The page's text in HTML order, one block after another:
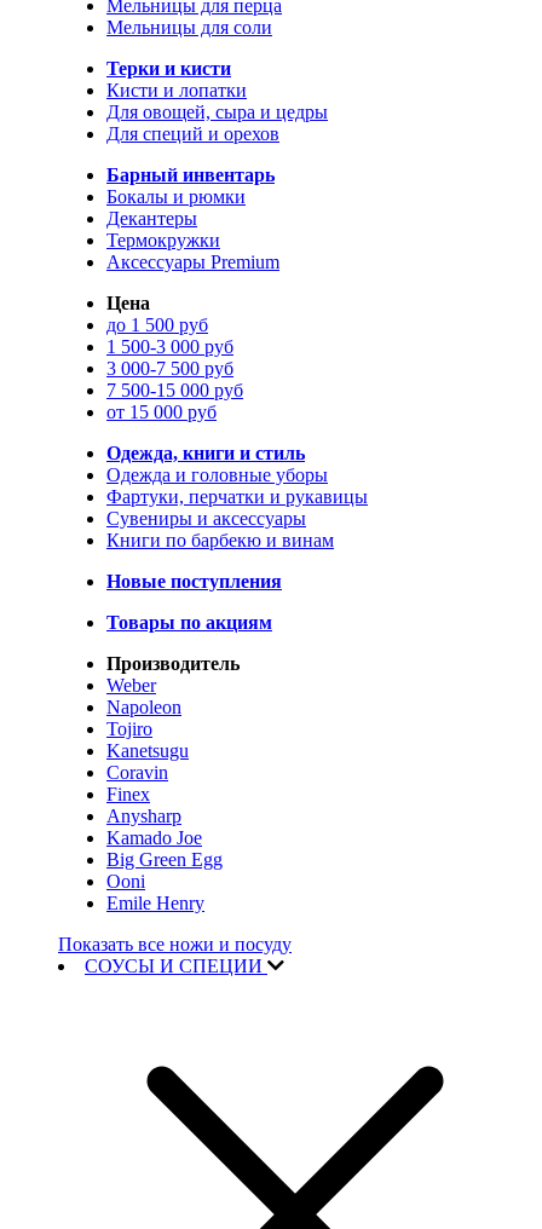
Мельницы для перца
Мельницы для соли
Терки и кисти
Кисти и лопатки
Для овощей, сыра и цедры
Для специй и орехов
Барный инвентарь
Бокалы и рюмки
Декантеры
Термокружки
Аксессуары Premium
Цена
до 1 500 руб
1 500-3 000 руб
3 000-7 500 руб
7 500-15 000 руб
от 15 000 руб
Одежда, книги и стиль
Одежда и головные уборы
Фартуки, перчатки и рукавицы
Сувениры и аксессуары
Книги по барбекю и винам
Новые поступления
Товары по акциям
Производитель
Weber
Napoleon
Tojiro
Kanetsugu
Coravin
Finex
Anysharp
Kamado Joe
Big Green Egg
Ooni
Emile Henry
Показать все ножи и посуду
СОУСЫ И СПЕЦИИ